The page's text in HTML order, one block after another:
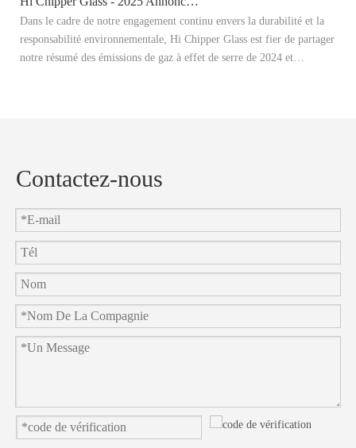
Dans le cadre de notre engagement continu envers la durabilité et la
responsabilité environnementale, Hi Chipper Glass est fier de partager
notre résumé des émissions de gaz à effet de serre de 2024 et
Contactez-nous